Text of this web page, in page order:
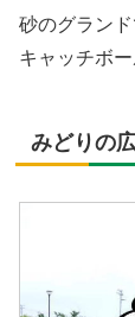
砂のグランド
キャッチボ
みどりの